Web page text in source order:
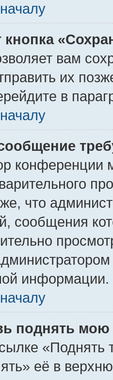
кнопка
вам
их
в
конференции
что
сообщения
информации.
поднять мою
«Поднять
её в